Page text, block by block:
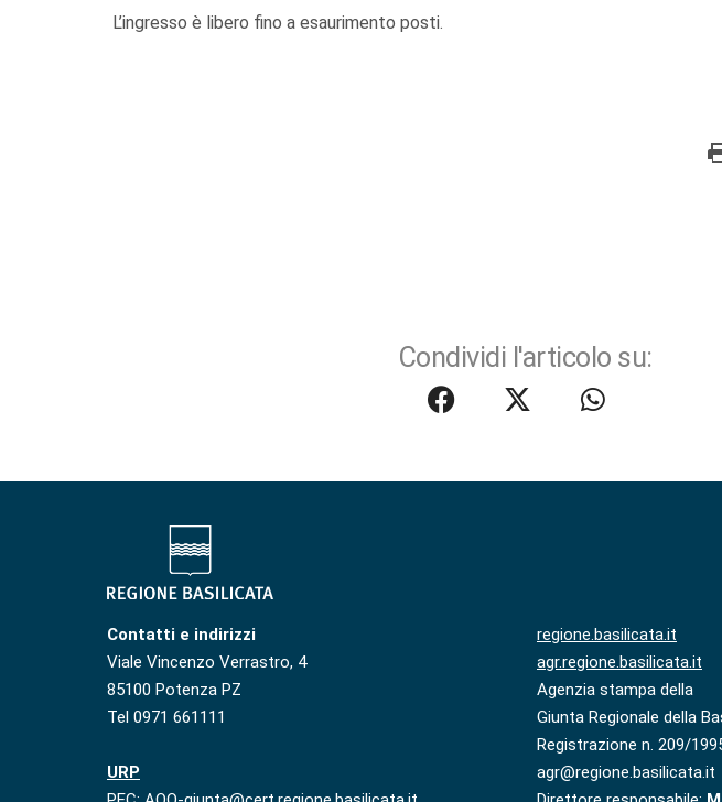
L’ingresso è libero fino a esaurimento posti.
Condividi l'articolo su:
Contatti e indirizzi
Viale Vincenzo Verrastro, 4
85100 Potenza PZ
Tel 0971 661111
URP
regione.basilicata.it
agr.regione.basilicata.it
Agenzia stampa della
Giunta Regionale della
Registrazione n. 209/
agr@regione.basilicata.it